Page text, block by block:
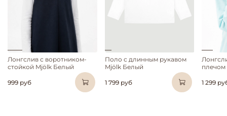
Лонгслив с воротником-
стойкой Mjölk Белый
999 руб
Поло с длинным рукавом
Mjölk Белый
1 799 руб
плечом
1 299